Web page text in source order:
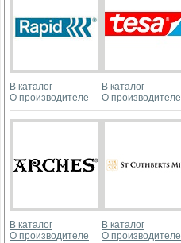
В каталог
О производителе
В каталог
О производителе
В каталог
О производителе
В каталог
О производителе